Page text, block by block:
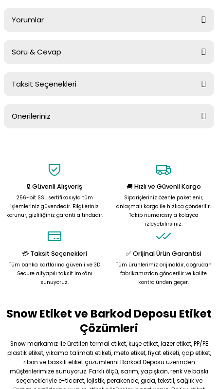
Yorumlar
Soru & Cevap
Ürün hakkında henüz soru sorulmamış.
Taksit Seçenekleri
Önerileriniz
Görüş ve önerileriniz için teşekkür ederiz.
Ürün resmi kalitesiz, bozuk veya görüntülenemiyor.
Ürün açıklamasında eksik bilgiler bulunuyor.
Ürün bilgilerinde hatalar bulunuyor.
Ürün fiyatı diğer sitelerden daha pahalı.
Gönder
🔒 Güvenli Alışveriş
256-bit SSL sertifikasıyla tüm
işlemleriniz güvendedir. Bilgileriniz
korunur, gizliliğiniz garanti altındadır.
🚚 Hızlı ve Güvenli Kargo
Siparişleriniz özenle paketlenir,
anlaşmalı kargo ile hızlıca gönderilir.
Takip numarasıyla kolayca
izleyebilirsiniz.
💳 Taksit Seçenekleri
Tüm banka kartlarına güvenli ve 3D
Secure altyapılı taksit imkânı
sunuyoruz.
✅ Orijinal Ürün Garantisi
Tüm ürünlerimiz orijinaldir, doğrudan
fabrikamızdan gönderilir ve kalite
kontrolünden geçer.
Snow Etiket ve Barkod Deposu Etiket
Çözümleri
Snow markamız ile üretilen termal etiket, kuşe etiket, lazer etiket, PP/PE
plastik etiket, yıkama talimatı etiketi, meto etiket, fiyat etiketi, çap etiket,
ribon ve baskılı etiket çözümlerini Barkod Deposu üzerinden
müşterilerimize sunuyoruz. Farklı ölçü, sarım, yapışkan, renk ve baskı
seçenekleriyle e-ticaret, lojistik, perakende, gıda, tekstil, sağlık ve